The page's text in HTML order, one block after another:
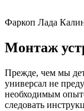
Фаркоп Лада
Монтаж
Прежде, чем мы
универсал не
необходимым
следовать